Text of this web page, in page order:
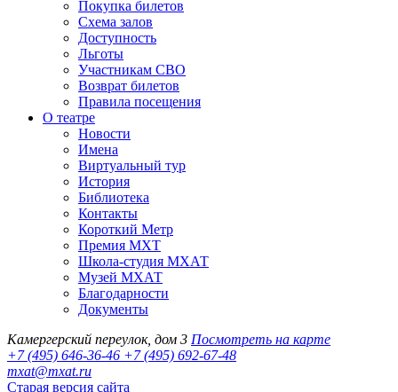
Покупка билетов
Схема залов
Доступность
Льготы
Участникам СВО
Возврат билетов
Правила посещения
О театре
Новости
Имена
Виртуальный тур
История
Библиотека
Контакты
Короткий Метр
Премия МХТ
Школа-студия МХАТ
Музей МХАТ
Благодарности
Документы
Камергерский переулок, дом 3 Посмотреть на карте
+7 (495) 646-36-46 +7 (495) 692-67-48‬
mxat@mxat.ru
Старая версия сайта